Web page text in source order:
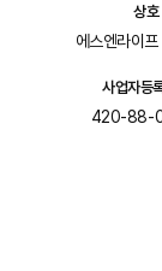
상호
에스엔라이
사업자등
420-88-